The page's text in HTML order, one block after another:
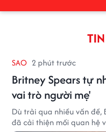
SAO 2 phút trước
Britney Spears tự
vai trò người mẹ'
Dù trải qua nhiều vấn đề,
đã cải thiện mối quan hệ